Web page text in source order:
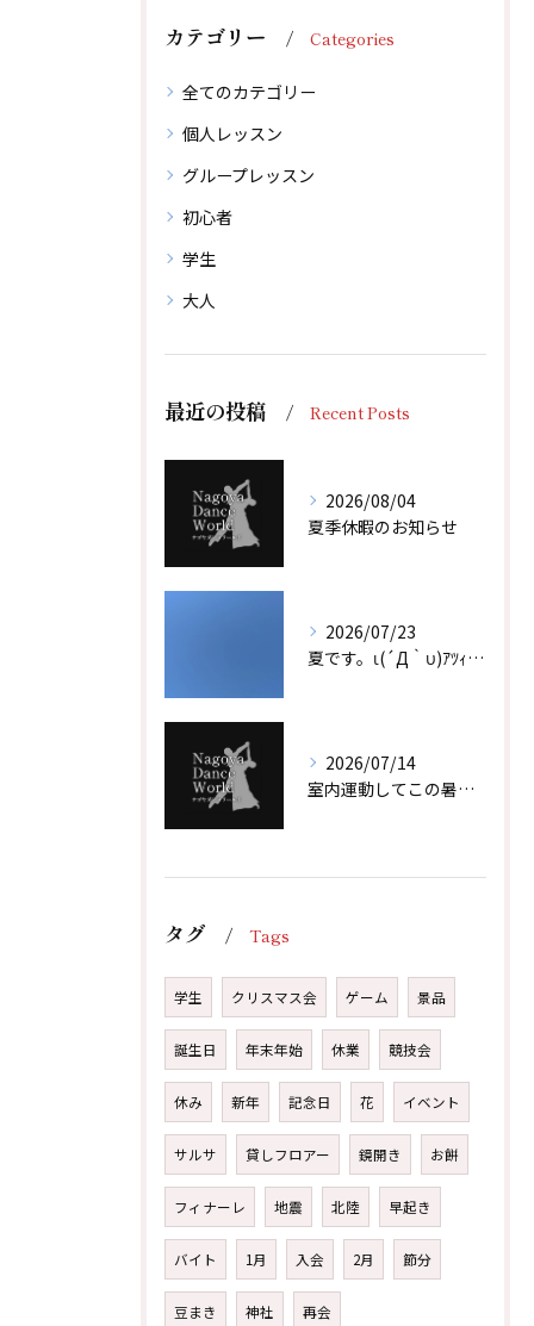
カテゴリー Categories
全てのカテゴリー
個人レッスン
グループレッスン
初心者
学生
大人
最近の投稿 Recent Posts
2026/08/04
夏季休暇のお知らせ
2026/07/23
夏です。ι(´Д｀υ)ｱﾂｨｰ！！
2026/07/14
室内運動してこの暑い夏を乗り越えよう！！
タグ Tags
学生 クリスマス会 ゲーム 景品
誕生日 年末年始 休業 競技会
休み 新年 記念日 花 イベント
サルサ 貸しフロアー 鏡開き お餅
フィナーレ 地震 北陸 早起き
バイト 1月 入会 2月 節分
豆まき 神社 再会
体験レッスン後、その場でご入会で1,000円引！
無料体験レッスンはこちらから
体験レッスン後、その場でご入会で1,000円引！
無料体験レッスンはこちらから